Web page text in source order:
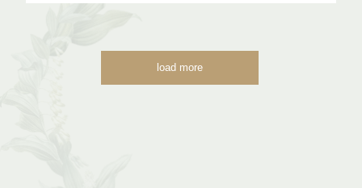
load more